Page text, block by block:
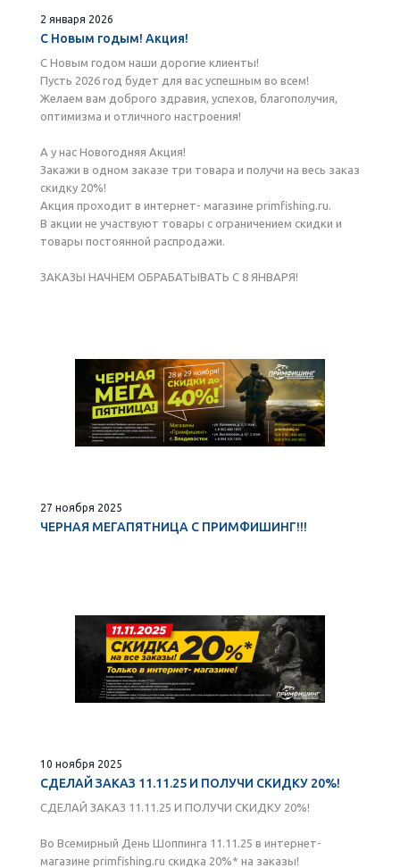
2 января 2026
С Новым годым! Акция!
С Новым годом наши дорогие клиенты!
Пусть 2026 год будет для вас успешным во всем!
Желаем вам доброго здравия, успехов, благополучия,
оптимизма и отличного настроения!
А у нас Новогодняя Акция!
Закажи в одном заказе три товара и получи на весь заказ
скидку 20%!
Акция проходит в интернет- магазине primfishing.ru.
В акции не участвуют товары с ограничением скидки и
товары постоянной распродажи.
ЗАКАЗЫ НАЧНЕМ ОБРАБАТЫВАТЬ С 8 ЯНВАРЯ!
27 ноября 2025
ЧЕРНАЯ МЕГАПЯТНИЦА С ПРИМФИШИНГ!!!
10 ноября 2025
СДЕЛАЙ ЗАКАЗ 11.11.25 И ПОЛУЧИ СКИДКУ 20%!
СДЕЛАЙ ЗАКАЗ 11.11.25 И ПОЛУЧИ СКИДКУ 20%!
Во Всемирный День Шоппинга 11.11.25 в интернет-
магазине primfishing.ru скидка 20%* на заказы!